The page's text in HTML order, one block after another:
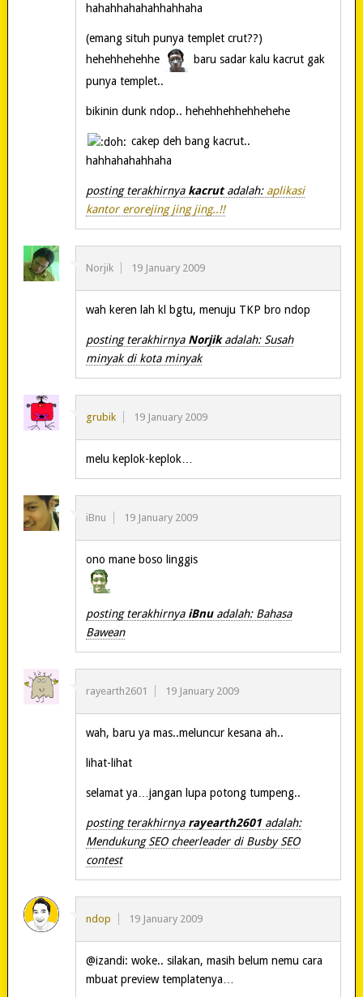
hahahhahahahhahhaha
(emang situh punya templet crut??)
hehehhehehhe
baru sadar kalu kacrut gak
punya templet..
bikinin dunk ndop.. hehehhehhehhehehe
cakep deh bang kacrut..
hahhahahahhaha
posting terakhirnya kacrut adalah: aplikasi
kantor erorejing jing jing..!!
Norjik 19 January 2009
wah keren lah kl bgtu, menuju TKP bro ndop
posting terakhirnya Norjikadalah: Susah
minyak di kota minyak
grubik 19 January 2009
melu keplok-keplok…
iBnu 19 January 2009
ono mane boso linggis
posting terakhirnya iBnu adalah: Bahasa
Bawean
rayearth2601 19 January 2009
wah, baru ya mas..meluncur kesana ah..
lihat-lihat
selamat ya…jangan lupa potong tumpeng..
posting terakhirnya rayearth2601 adalah:
Mendukung SEO cheerleader di Busby SEO
contest
ndop 19 January 2009
@izandi: woke.. silakan, masih belum nemu cara
mbuat preview templatenya…